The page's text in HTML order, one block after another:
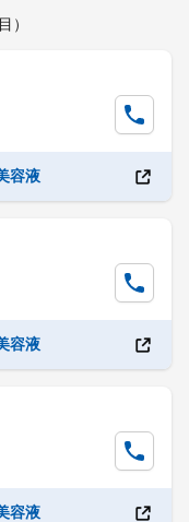
）
容液
容液
容液